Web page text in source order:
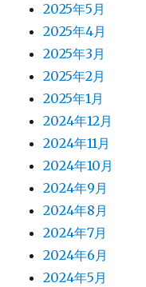
2025年5月
2025年4月
2025年3月
2025年2月
2025年1月
2024年12月
2024年11月
2024年10月
2024年9月
2024年8月
2024年7月
2024年6月
2024年5月